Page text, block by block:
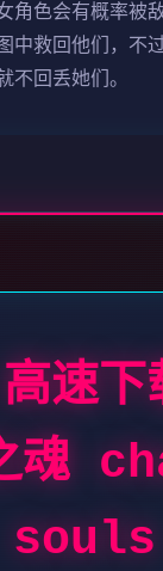
角色会有概率被
中救回他们，不
不回丢她们。
速下
魂
souls